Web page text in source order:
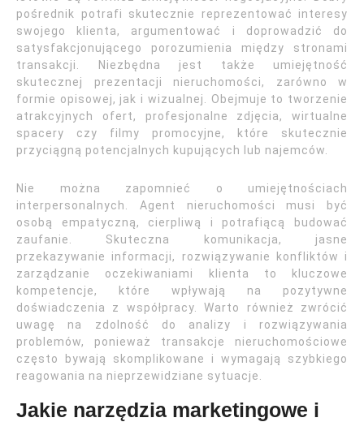
pośrednik potrafi skutecznie reprezentować interesy
swojego klienta, argumentować i doprowadzić do
satysfakcjonującego porozumienia między stronami
transakcji. Niezbędna jest także umiejętność
skutecznej prezentacji nieruchomości, zarówno w
formie opisowej, jak i wizualnej. Obejmuje to tworzenie
atrakcyjnych ofert, profesjonalne zdjęcia, wirtualne
spacery czy filmy promocyjne, które skutecznie
przyciągną potencjalnych kupujących lub najemców.
Nie można zapomnieć o umiejętnościach
interpersonalnych. Agent nieruchomości musi być
osobą empatyczną, cierpliwą i potrafiącą budować
zaufanie. Skuteczna komunikacja, jasne
przekazywanie informacji, rozwiązywanie konfliktów i
zarządzanie oczekiwaniami klienta to kluczowe
kompetencje, które wpływają na pozytywne
doświadczenia z współpracy. Warto również zwrócić
uwagę na zdolność do analizy i rozwiązywania
problemów, ponieważ transakcje nieruchomościowe
często bywają skomplikowane i wymagają szybkiego
reagowania na nieprzewidziane sytuacje.
Jakie narzędzia marketingowe i